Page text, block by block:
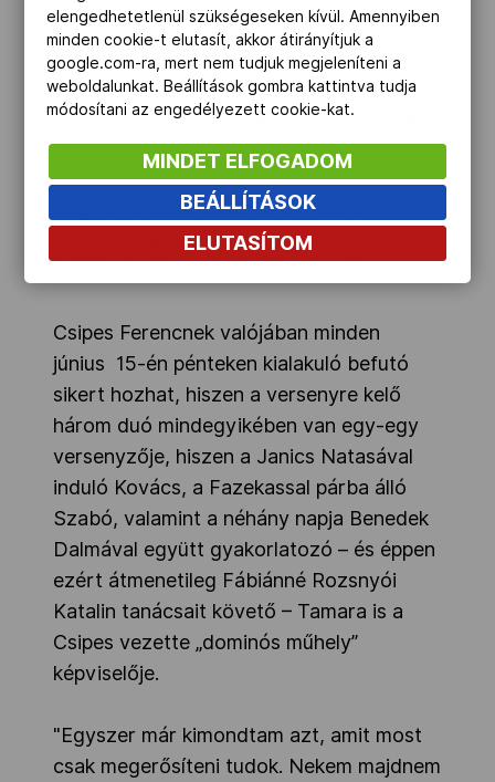
„Ezután én csak azt mondhattam, hogy
döntsön mindenki a maga sorsáról,
válasszon olyan párt, akiben a legjobban
bízik és akivel az elgondolása szerint a
legtöbbre viheti. Úgy is fogalmazhatnék,
hogy én mosom a kezeimet, hiszen
egyetlen párost se szedtem szét, de az új
Csipes Ferencnek valójában minden
június 15-én pénteken kialakuló befutó
sikert hozhat, hiszen a versenyre kelő
három duó mindegyikében van egy-egy
versenyzője, hiszen a Janics Natasával
induló Kovács, a Fazekassal párba álló
Szabó, valamint a néhány napja Benedek
Dalmával együtt gyakorlatozó – és éppen
ezért átmenetileg Fábiánné Rozsnyói
Katalin tanácsait követő – Tamara is a
Csipes vezette „dominós műhely”
képviselője.
"Egyszer már kimondtam azt, amit most
csak megerősíteni tudok. Nekem majdnem
elengedhetetlenül szükségeseken kívül. Amennyiben
minden cookie-t elutasít, akkor átirányítjuk a
google.com-ra, mert nem tudjuk megjeleníteni a
weboldalunkat. Beállítások gombra kattintva tudja
módosítani az engedélyezett cookie-kat.
MINDET ELFOGADOM
BEÁLLÍTÁSOK
ELUTASÍTOM